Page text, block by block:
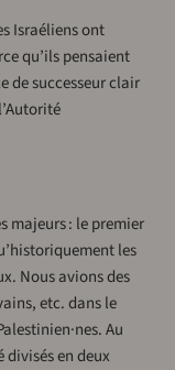
Israéliens ont
qu’ils pensaient
de successeur clair
majeurs : le premier
les
Nous avions des
etc. dans le
Au
divisés en deux